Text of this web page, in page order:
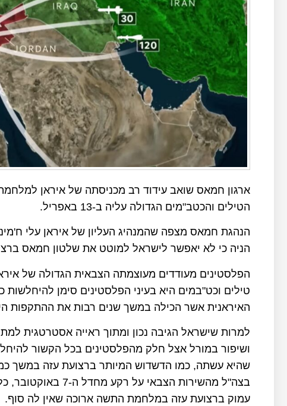
ארגון חמאס שואב עידוד רב מכניסתה של איראן
הטילים והכטב"מים הגדולה עליה ב-13 באפריל.
הנהגת חמאס מצפה שהמנהיג העליון של איראן עלי
הניה כי לא יאפשר לישראל למוטט את שלטון חמאס
טילים וכט"במים היא בעיני הפלסטינים סימן
האיראנית אשר הכילה במשך שנים רבות את ההתקפות
למרות שישראל הגיבה נכון ומתוך ראייה אסטרטגית
ושיפור במורל אצל חלק מהפלסטינים בכל הקשור
שהיא עשתה, כמו הדשדוש המיותר ברצועת עזה במשך
בצה"ל מהשירות
עמוק ברצועת עזה במלחמת התשה ארוכה שאין לה סוף.